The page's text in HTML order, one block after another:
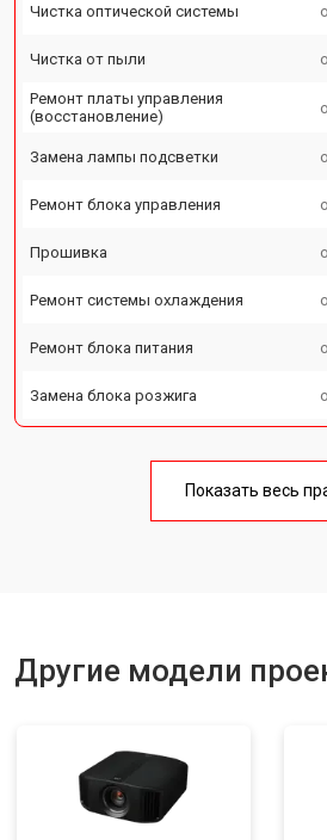
Чистка оптической системы
Чистка от пыли
Ремонт платы управления
(восстановление)
Замена лампы подсветки
Ремонт блока управления
Прошивка
Ремонт системы охлаждения
Ремонт блока питания
Замена блока розжига
Показать весь
Другие модели